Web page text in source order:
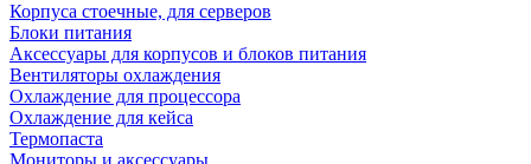
Корпуса стоечные, для серверов
Блоки питания
Аксессуары для корпусов и блоков питания
Вентиляторы охлаждения
Охлаждение для процессора
Охлаждение для кейса
Термопаста
Мониторы и аксессуары